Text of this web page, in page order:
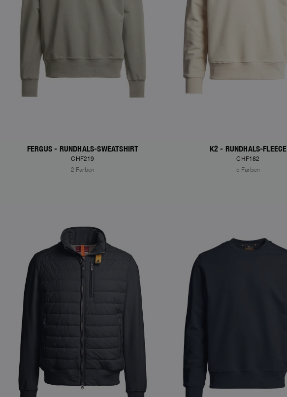
FERGUS - RUNDHALS-SWEATSHIRT
CHF219
2 Farben
K2 - RUNDHALS-FLEECE
CHF182
5 Farben